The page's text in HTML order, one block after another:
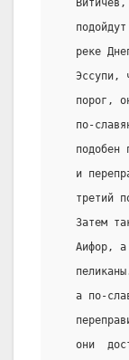
реке
Эссупи,
порог,
по-
подобен
и
третий
Затем
Аифор,
а по-
они